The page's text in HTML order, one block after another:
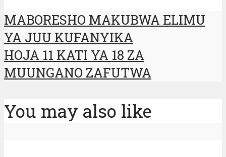
MABORESHO MAKUBWA ELIMU
YA JUU KUFANYIKA
HOJA 11 KATI YA 18 ZA
MUUNGANO ZAFUTWA
You may also like